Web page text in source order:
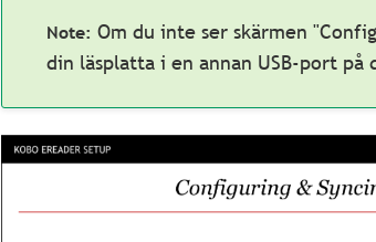
Om du inte ser skärmen
din läsplatta i en annan USB-port